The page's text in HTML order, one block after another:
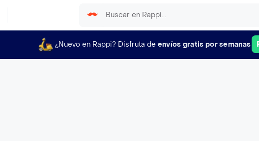
¿Nuevo en Rappi? Disfruta de envíos gratis por semanas